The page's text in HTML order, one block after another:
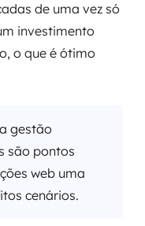
de uma vez só
investimento
o que é ótimo
gestão
são pontos
web uma
cenários.